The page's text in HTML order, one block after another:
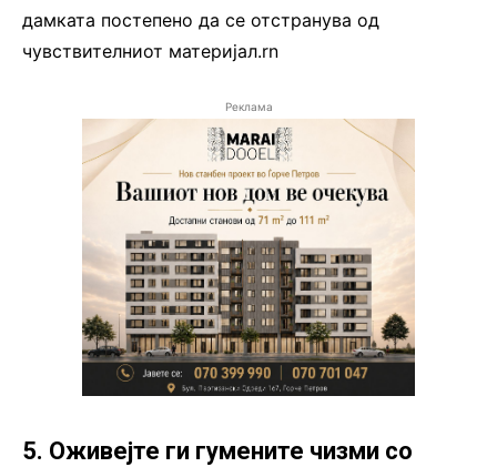
дамката постепено да се отстранува од
чувствителниот материјал.rn
Реклама
5. Оживејте ги гумените чизми со